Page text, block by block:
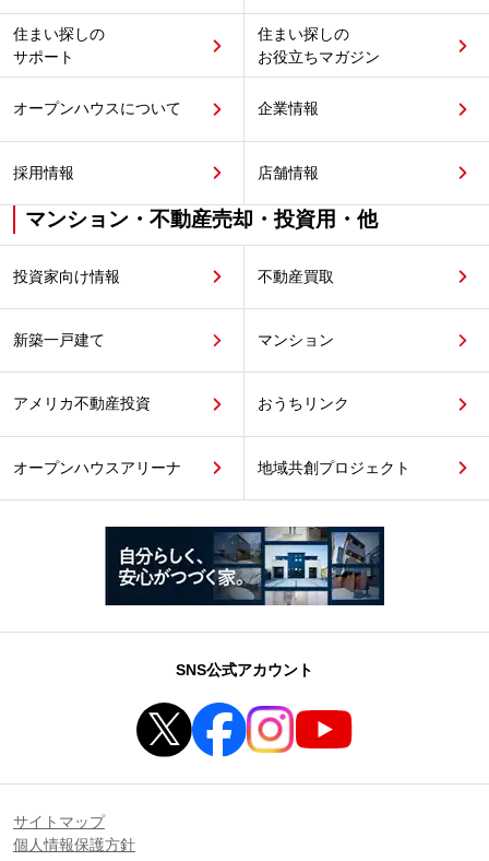
住まい探しの
サポート
住まい探しの
お役立ちマガジン
オープンハウスについて 企業情報
採用情報 店舗情報
マンション・不動産売却・投資用・他
投資家向け情報 不動産買取
新築一戸建て マンション
アメリカ不動産投資 おうちリンク
オープンハウスアリーナ 地域共創プロジェクト
SNS公式アカウント
サイトマップ
個人情報保護方針